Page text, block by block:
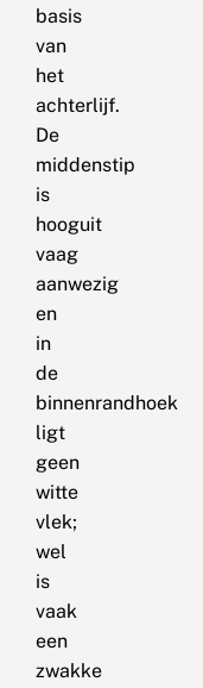
basis
van
het
achterlijf.
De
middenstip
is
hooguit
vaag
aanwezig
en
in
de
binnenrandhoek
ligt
geen
witte
vlek;
wel
is
vaak
een
zwakke